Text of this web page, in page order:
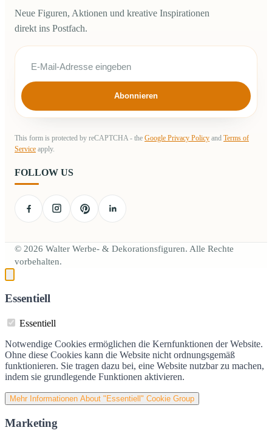
Neue Figuren, Aktionen und kreative Inspirationen
direkt ins Postfach.
Abonnieren
This form is protected by reCAPTCHA - the Google Privacy Policy and Terms of
Service apply.
FOLLOW US
© 2026 Walter Werbe- & Dekorationsfiguren. Alle Rechte
vorbehalten.
Essentiell
Essentiell
Notwendige Cookies ermöglichen die Kernfunktionen der Website.
Ohne diese Cookies kann die Website nicht ordnungsgemäß
funktionieren. Sie tragen dazu bei, eine Website nutzbar zu machen,
indem sie grundlegende Funktionen aktivieren.
Mehr Informationen About "Essentiell" Cookie Group
Marketing